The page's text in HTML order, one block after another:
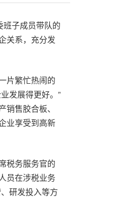
班子成员带队的
关系，充分发
片繁忙热闹的
发展得更好。”
售胶合板、
业享受到高新
税务服务官的
员在涉税业务
研发投入等方